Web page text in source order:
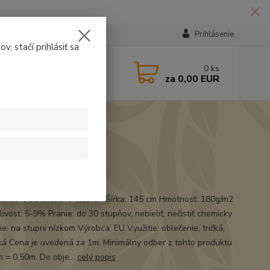
Prihlásenie
0 ks
za 0,00 EUR
95% bavlna, 5% elasten Šírka: 145 cm Hmotnosť: 180g/m2
5-9% Pranie: do 30 stupňov, nebieliť, nečistiť chemicky
na stupni nízkom Výrobca: EU Využitie: oblečenie, tričká,
Cena je uvedená za 1m. Minimálny odber z tohto produktu
= 0,50m. Do obje... celý popis
stačí prihlásiť sa